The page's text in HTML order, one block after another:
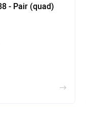
- Pair (quad)